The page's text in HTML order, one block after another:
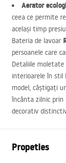
Aerator
ceea ce permite
același timp
Bateria de lavoar
persoanele care
Detaliile moletate
interioarele în stil
model, câștigați
încânta zilnic
decorativ
Propeties